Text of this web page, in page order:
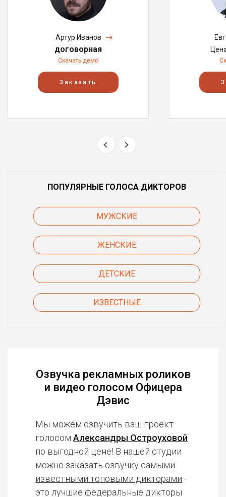
Артур Иванов
договорная
Скачать демо
Заказать
ПОПУЛЯРНЫЕ ГОЛОСА ДИКТОРОВ
МУЖСКИЕ
ЖЕНСКИЕ
ДЕТСКИЕ
ИЗВЕСТНЫЕ
Озвучка рекламных роликов
и видео голосом Офицера
Дэвис
Мы можем озвучить ваш проект
голосом Александры Остроуховой
по выгодной цене! В нашей студии
можно заказать озвучку самыми
известными топовыми дикторами -
это лучшие федеральные дикторы